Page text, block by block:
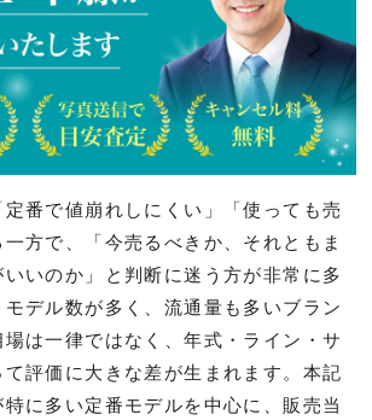
番で値崩れしにくい」「使っても売
方で、「今売るべきか、それともま
いのか」と判断に迷う方が非常に多
デル数が多く、流通量も多いブラン
場は一律ではなく、年式・ライン・サ
評価に大きな差が生まれます。本記
に多い定番モデルを中心に、販売当